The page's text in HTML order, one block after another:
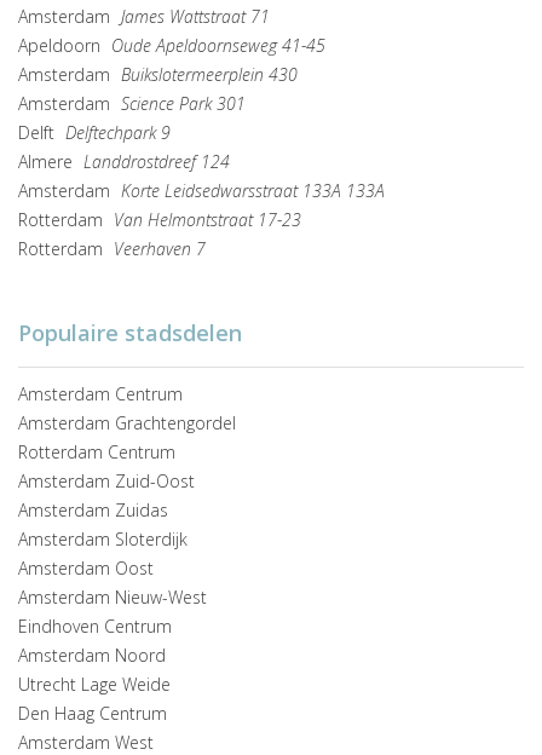
Amsterdam James Wattstraat 71
Apeldoorn Oude Apeldoornseweg 41-45
Amsterdam Buikslotermeerplein 430
Amsterdam Science Park 301
Delft Delftechpark 9
Almere Landdrostdreef 124
Amsterdam Korte Leidsedwarsstraat 133A 133A
Rotterdam Van Helmontstraat 17-23
Rotterdam Veerhaven 7
Populaire stadsdelen
Amsterdam Centrum
Amsterdam Grachtengordel
Rotterdam Centrum
Amsterdam Zuid-Oost
Amsterdam Zuidas
Amsterdam Sloterdijk
Amsterdam Oost
Amsterdam Nieuw-West
Eindhoven Centrum
Amsterdam Noord
Utrecht Lage Weide
Den Haag Centrum
Amsterdam West